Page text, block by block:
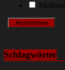
Schlagwörter